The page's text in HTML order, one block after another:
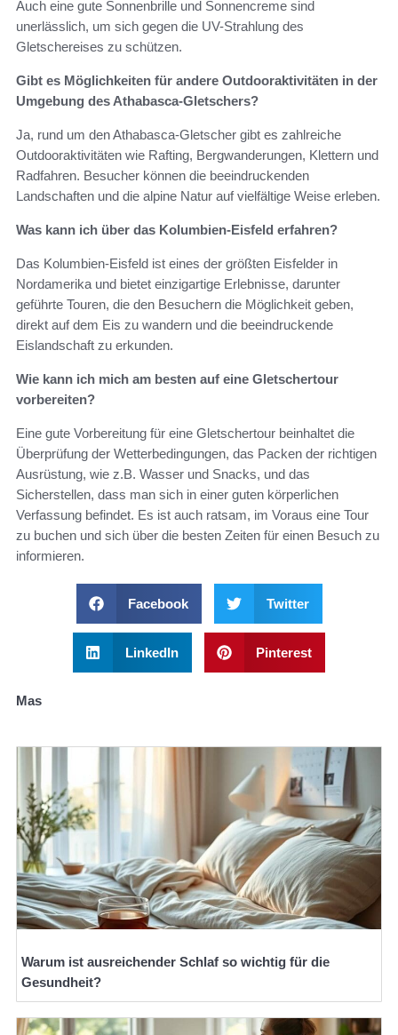
Auch eine gute Sonnenbrille und Sonnencreme sind
unerlässlich, um sich gegen die UV-Strahlung des
Gletschereises zu schützen.
Gibt es Möglichkeiten für andere Outdooraktivitäten in der
Umgebung des Athabasca-Gletschers?
Ja, rund um den Athabasca-Gletscher gibt es zahlreiche
Outdooraktivitäten wie Rafting, Bergwanderungen, Klettern und
Radfahren. Besucher können die beeindruckenden
Landschaften und die alpine Natur auf vielfältige Weise erleben.
Was kann ich über das Kolumbien-Eisfeld erfahren?
Das Kolumbien-Eisfeld ist eines der größten Eisfelder in
Nordamerika und bietet einzigartige Erlebnisse, darunter
geführte Touren, die den Besuchern die Möglichkeit geben,
direkt auf dem Eis zu wandern und die beeindruckende
Eislandschaft zu erkunden.
Wie kann ich mich am besten auf eine Gletschertour
vorbereiten?
Eine gute Vorbereitung für eine Gletschertour beinhaltet die
Überprüfung der Wetterbedingungen, das Packen der richtigen
Ausrüstung, wie z.B. Wasser und Snacks, und das
Sicherstellen, dass man sich in einer guten körperlichen
Verfassung befindet. Es ist auch ratsam, im Voraus eine Tour
zu buchen und sich über die besten Zeiten für einen Besuch zu
informieren.
Facebook Twitter
LinkedIn Pinterest
Mas
Warum ist ausreichender Schlaf so wichtig für die
Gesundheit?